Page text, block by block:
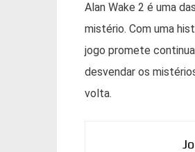
Alan Wake 2 é uma
mistério. Com uma
jogo promete
desvendar os
volta.